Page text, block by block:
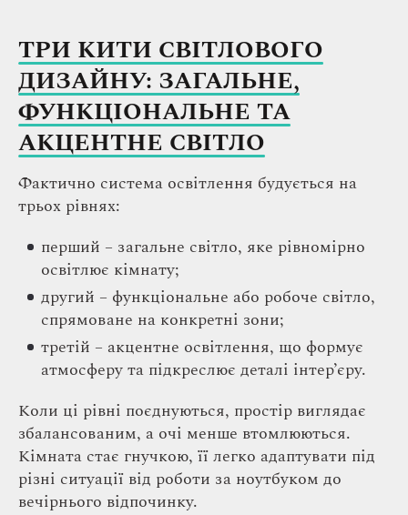
ТРИ КИТИ СВІТЛОВОГО
ДИЗАЙНУ: ЗАГАЛЬНЕ,
ФУНКЦІОНАЛЬНЕ ТА
АКЦЕНТНЕ СВІТЛО
Фактично система освітлення будується на
трьох рівнях:
перший – загальне світло, яке рівномірно
освітлює кімнату;
другий – функціональне або робоче світло,
спрямоване на конкретні зони;
третій – акцентне освітлення, що формує
атмосферу та підкреслює деталі інтер’єру.
Коли ці рівні поєднуються, простір виглядає
збалансованим, а очі менше втомлюються.
Кімната стає гнучкою, її легко адаптувати під
різні ситуації від роботи за ноутбуком до
вечірнього відпочинку.